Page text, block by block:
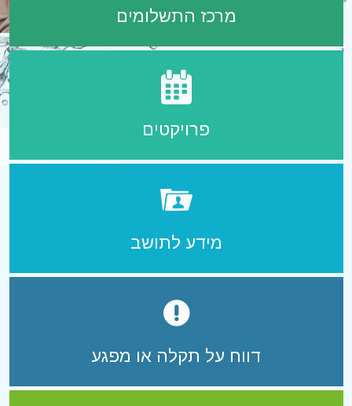
מרכז התשלומים
פרויקטים
מידע לתושב
דווח על תקלה או מפגע